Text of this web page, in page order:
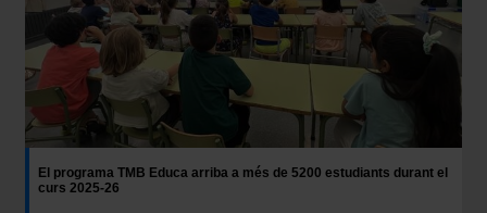
El programa TMB Educa arriba a més de 5200 estudiants durant el
curs 2025-26